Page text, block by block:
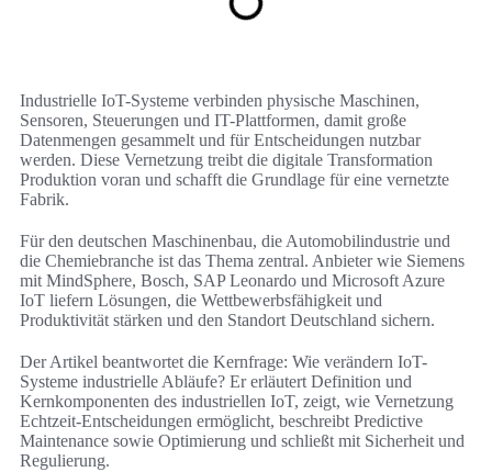
Industrielle IoT-Systeme verbinden physische Maschinen,
Sensoren, Steuerungen und IT-Plattformen, damit große
Datenmengen gesammelt und für Entscheidungen nutzbar
werden. Diese Vernetzung treibt die digitale Transformation
Produktion voran und schafft die Grundlage für eine vernetzte
Fabrik.
Für den deutschen Maschinenbau, die Automobilindustrie und
die Chemiebranche ist das Thema zentral. Anbieter wie Siemens
mit MindSphere, Bosch, SAP Leonardo und Microsoft Azure
IoT liefern Lösungen, die Wettbewerbsfähigkeit und
Produktivität stärken und den Standort Deutschland sichern.
Der Artikel beantwortet die Kernfrage: Wie verändern IoT-
Systeme industrielle Abläufe? Er erläutert Definition und
Kernkomponenten des industriellen IoT, zeigt, wie Vernetzung
Echtzeit-Entscheidungen ermöglicht, beschreibt Predictive
Maintenance sowie Optimierung und schließt mit Sicherheit und
Regulierung.